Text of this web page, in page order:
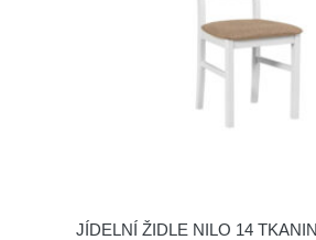
JÍDELNÍ ŽIDLE NILO 14